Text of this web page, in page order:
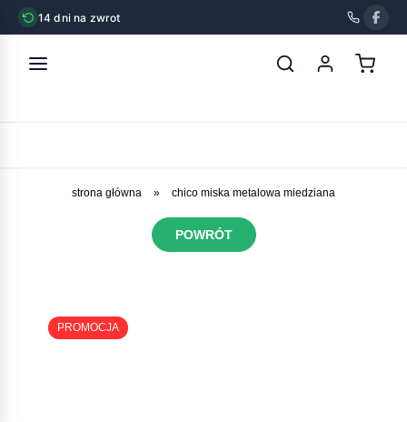
14 dni na zwrot
strona główna » chico miska metalowa miedziana
POWRÓT
PROMOCJA